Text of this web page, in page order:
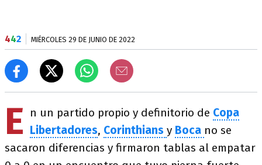
442 MIÉRCOLES 29 DE JUNIO DE 2022
E n un partido propio y definitorio de Copa
Libertadores, Corinthians y Boca no se
sacaron diferencias y firmaron tablas al empatar